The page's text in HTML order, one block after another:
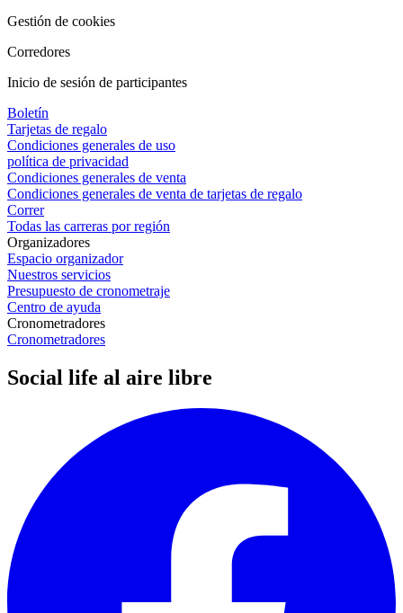
Gestión de cookies
Corredores
Inicio de sesión de participantes
Boletín
Tarjetas de regalo
Condiciones generales de uso
política de privacidad
Condiciones generales de venta
Condiciones generales de venta de tarjetas de regalo
Correr
Todas las carreras por región
Organizadores
Espacio organizador
Nuestros servicios
Presupuesto de cronometraje
Centro de ayuda
Cronometradores
Cronometradores
Social life al aire libre